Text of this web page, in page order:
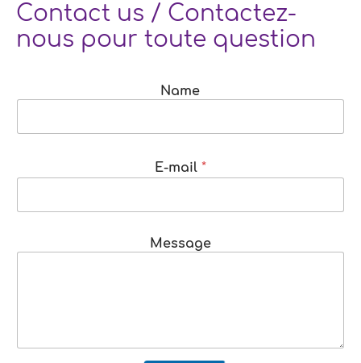
Contact us / Contactez-
nous pour toute question
Name
E-mail *
Message